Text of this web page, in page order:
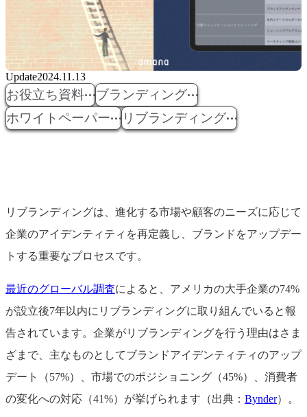
Update2024.11.13
お役立ち資料
ブランディング
ホワイトペーパー
リブランディング
リブランディングは、進化する市場や顧客のニーズに応じて
企業のアイデンティティを再定義し、ブランドをアップデー
トする重要なプロセスです。
最近のグローバル調査によると、アメリカの大手企業の74%
が設立後7年以内にリブランディングに取り組んでいると報
告されています。企業がリブランディングを行う理由はさま
ざまで、主なものとしてブランドアイデンティティのアップ
デート（57%）、市場でのポジショニング（45%）、消費者
の変化への対応（41%）が挙げられます（出典： Bynder）。